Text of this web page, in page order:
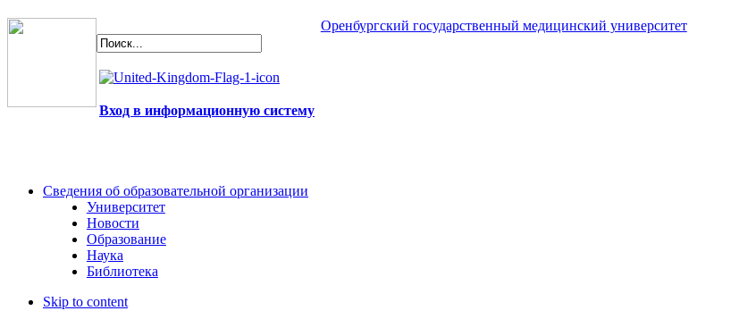
Оренбургский государственный медицинский университет
Вход в информационную систему
Сведения об образовательной организации
Университет
Новости
Образование
Наука
Библиотека
Skip to content